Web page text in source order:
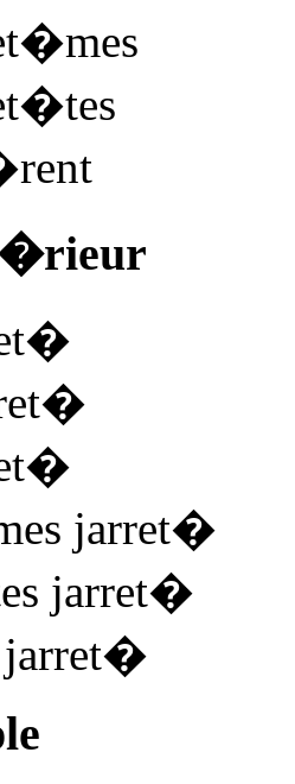
�mes
�tes
�
�
�
jarret�
jarret�
�